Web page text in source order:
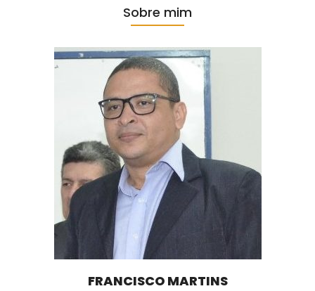
Sobre mim
FRANCISCO MARTINS